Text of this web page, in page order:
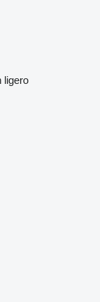
ligero